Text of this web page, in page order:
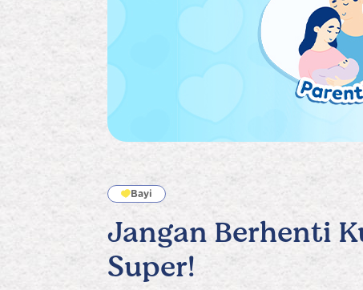
Bayi
Jangan Berhenti
Super!